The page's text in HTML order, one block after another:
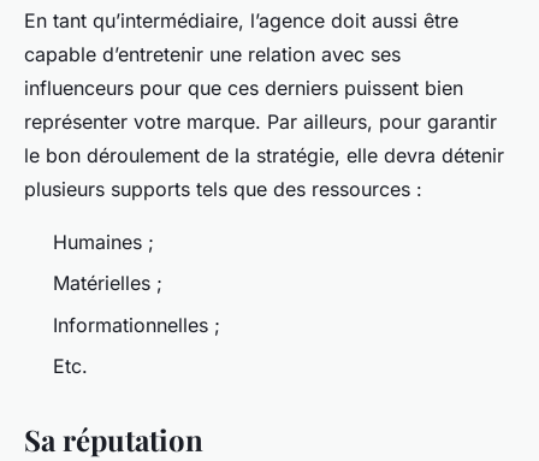
En tant qu’intermédiaire, l’agence doit aussi être
capable d’entretenir une relation avec ses
influenceurs pour que ces derniers puissent bien
représenter votre marque. Par ailleurs, pour garantir
le bon déroulement de la stratégie, elle devra détenir
plusieurs supports tels que des ressources :
Humaines ;
Matérielles ;
Informationnelles ;
Etc.
Sa réputation